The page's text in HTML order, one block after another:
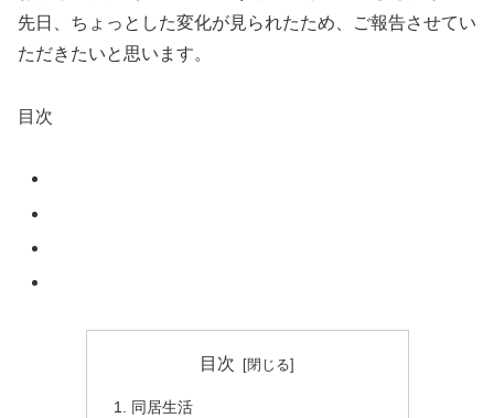
先日、ちょっとした変化が見られたため、ご報告させてい
ただきたいと思います。
目次
目次
同居生活